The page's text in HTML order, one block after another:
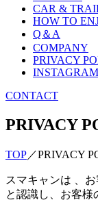
CAR &
HOW TO
Q＆A
COMPANY
PRIVACY
INSTAGRAM
CONTACT
PRIVACY
TOP／PRIVACY
スマキャンは 、
と認識し、お客様